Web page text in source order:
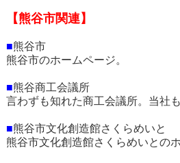
【熊谷市関連】
■熊谷市
熊谷市のホームページ。
■熊谷商工会議所
言わずも知れた商工会議所。当社も
■熊谷市文化創造館さくらめいと
熊谷市文化創造館さくらめいとの